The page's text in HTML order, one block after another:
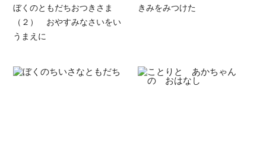
ぼくのともだちおつきさま
（２） おやすみなさいをい
うまえに
きみをみつけた